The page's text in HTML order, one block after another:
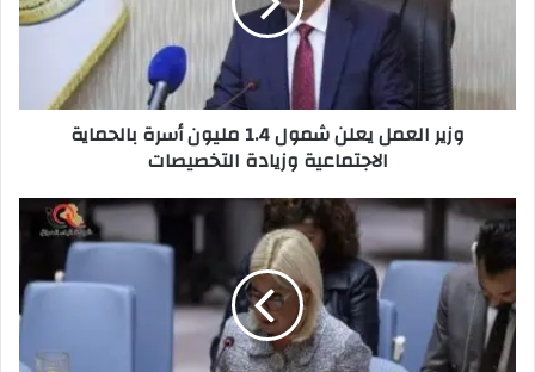
الاجتماعية
وزير العمل يعلن شمول 1.4 مليون أسرة بالحماية
الاجتماعية وزيادة التخصيصات
الباوي:
الاشكاليات
المثارة
ضد
بلاسخارت
لاتؤهلها
بلعب